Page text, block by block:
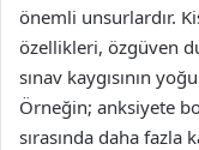
önemli unsurlardır.
özellikleri, özgüven
sınav kaygısının
Örneğin; anksiyete
sırasında daha fazla